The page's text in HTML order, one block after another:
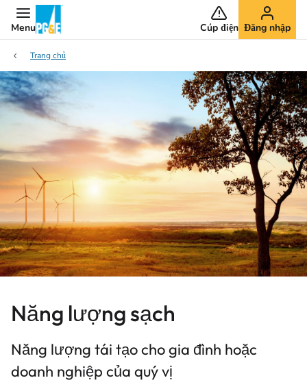
Menu Cúp điện Đăng nhập
Trang chủ
Năng lượng sạch
Năng lượng tái tạo cho gia đình hoặc
doanh nghiệp của quý vị